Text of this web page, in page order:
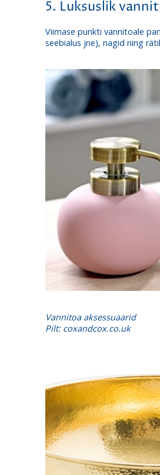
5. Luksuslik
Viimase punkti vannitoale
seebialus jne), nagid ning
Vannitoa aksessuaarid
Pilt: coxandcox.co.uk